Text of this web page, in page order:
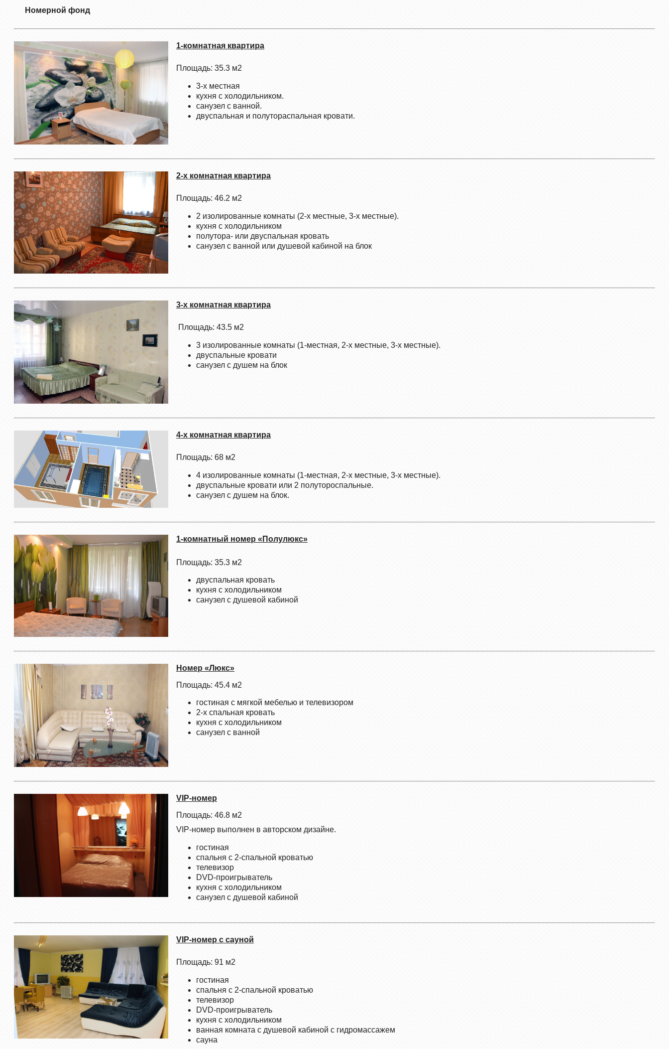
Номерной фонд
1-комнатная квартира
Площадь: 35.3 м2
3-х местная
кухня с холодильником.
санузел с ванной.
двуспальная и полутораспальная кровати.
2-х комнатная квартира
Площадь: 46.2 м2
2 изолированные комнаты (2-х местные, 3-х местные).
кухня с холодильником
полутора- или двуспальная кровать
санузел с ванной или душевой кабиной на блок
3-х комнатная квартира
Площадь: 43.5 м2
3 изолированные комнаты (1-местная, 2-х местные, 3-х местные).
двуспальные кровати
санузел с душем на блок
4-х комнатная квартира
Площадь: 68 м2
4 изолированные комнаты (1-местная, 2-х местные, 3-х местные).
двуспальные кровати или 2 полутороспальные.
санузел с душем на блок.
1-комнатный номер «Полулюкс»
Площадь: 35.3 м2
двуспальная кровать
кухня с холодильником
санузел с душевой кабиной
Номер «Люкс»
Площадь: 45.4 м2
гостиная с мягкой мебелью и телевизором
2-х спальная кровать
кухня с холодильником
санузел с ванной
VIP-номер
Площадь: 46.8 м2
VIP-номер выполнен в авторском дизайне.
гостиная
спальня с 2-спальной кроватью
телевизор
DVD-проигрыватель
кухня с холодильником
санузел с душевой кабиной
VIP-номер с сауной
Площадь: 91 м2
гостиная
спальня с 2-спальной кроватью
телевизор
DVD-проигрыватель
кухня с холодильником
ванная комната с душевой кабиной с гидромассажем
сауна